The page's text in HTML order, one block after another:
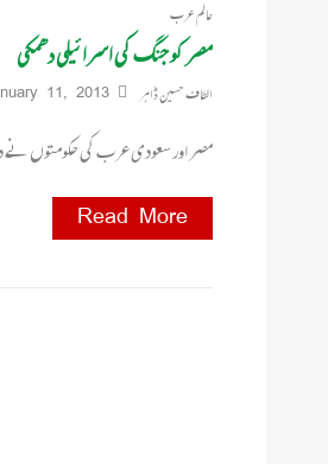
عالم عرب
مصر کو جنگ کی اسرائیلی دھمکی
الطاف حسین ڈاہر 11, 2013
مصر اور سعودی عرب کی حکومتوں نے
Read More